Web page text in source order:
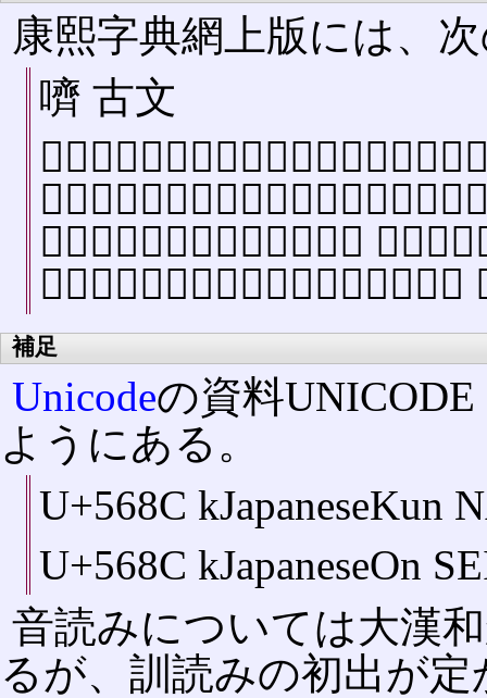
康熙字典網上版には、
嚌 古文
𠴧〔唐韻〕在詣切〔集韻〕〔韻會〕〔
同祭嚌〔傳〕太保既拜而祭既祭受福嚌
又〔集韻〕前西切音󠄁齊鳥哀聲 又居諧
鳴以嚌嚌游子悲其故鄕兮心愴悢以傷懷
補足
Unicodeの資料
ようにある。
U+568C kJapaneseKun
U+568C kJapaneseOn
音読みについては大漢
るが、訓読みの初出が